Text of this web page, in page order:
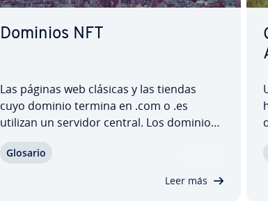
Dominios NFT
Las páginas web clásicas y las tiendas
cuyo dominio termina en .com o .es
utilizan un servidor central. Los dominios
m­ple­ta­me­n­te nuevas. No solo por tener
tra­li­za­do y utiliza la te­c­no­lo­gía blo­c­k­chain,
Glosario
Leer más